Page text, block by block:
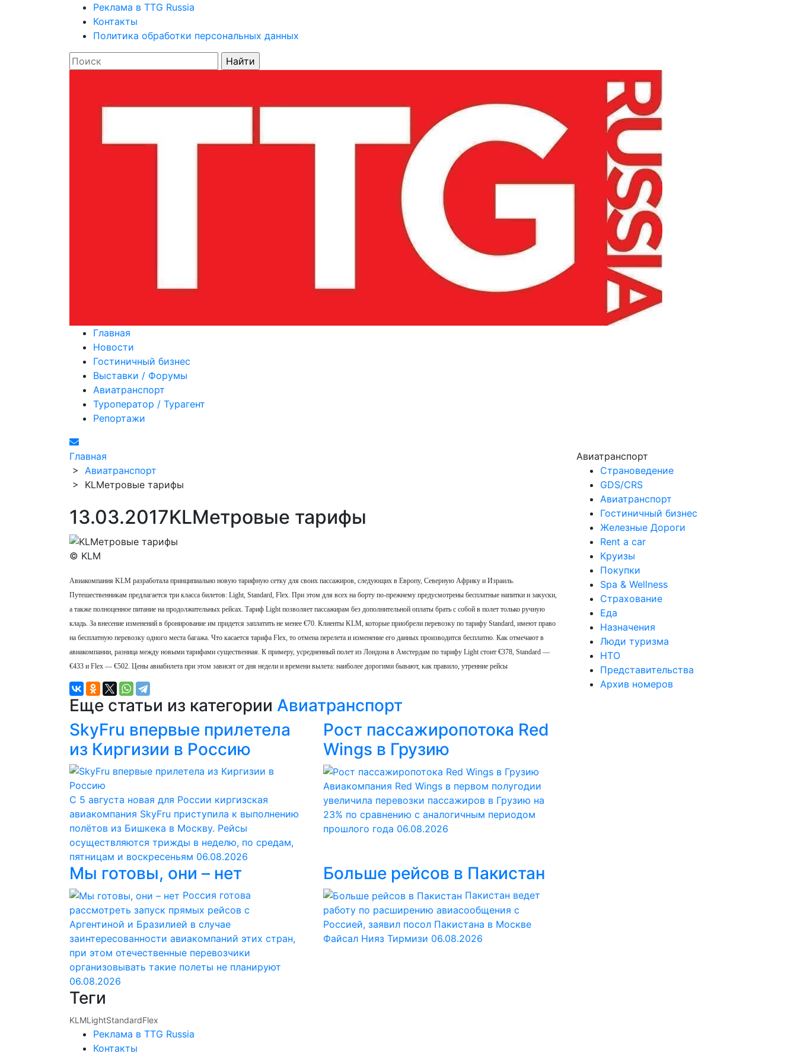
Реклама в TTG Russia
Контакты
Политика обработки персональных данных
Главная
Новости
Гостиничный бизнес
Выставки / Форумы
Авиатранспорт
Туроператор / Турагент
Репортажи
Главная
> Авиатранспорт
> KLMетровые тарифы
13.03.2017KLMетровые тарифы
© KLM
Авиакомпания KLM разработала принципиально новую тарифную сетку для своих пассажиров, следующих в Европу, Северную Африку и Израиль.
Путешественникам предлагается три класса билетов: Light, Standard, Flex. При этом для всех на борту по-прежнему предусмотрены бесплатные напитки и закуски,
а также полноценное питание на продолжительных рейсах. Тариф Light позволяет пассажирам без дополнительной оплаты брать с собой в полет только ручную
кладь. За внесение изменений в бронирование им придется заплатить не менее €70. Клиенты KLM, которые приобрели перевозку по тарифу Standard, имеют право
на бесплатную перевозку одного места багажа. Что касается тарифа Flex, то отмена перелета и изменение его данных производится бесплатно. Как отмечают в
авиакомпании, разница между новыми тарифами существенная. К примеру, усредненный полет из Лондона в Амстердам по тарифу Light стоит €378, Standard —
€433 и Flex — €502. Цены авиабилета при этом зависят от дня недели и времени вылета: наиболее дорогими бывают, как правило, утренние рейсы
Еще статьи из категории Авиатранспорт
SkyFru впервые прилетела
из Киргизии в Россию
С 5 августа новая для России киргизская
авиакомпания SkyFru приступила к выполнению
полётов из Бишкека в Москву. Рейсы
осуществляются трижды в неделю, по средам,
пятницам и воскресеньям 06.08.2026
Рост пассажиропотока Red
Wings в Грузию
Авиакомпания Red Wings в первом полугодии
увеличила перевозки пассажиров в Грузию на
23% по сравнению с аналогичным периодом
прошлого года 06.08.2026
Мы готовы, они – нет
Россия готова
рассмотреть запуск прямых рейсов с
Аргентиной и Бразилией в случае
заинтересованности авиакомпаний этих стран,
при этом отечественные перевозчики
организовывать такие полеты не планируют
06.08.2026
Больше рейсов в Пакистан
Пакистан ведет
работу по расширению авиасообщения с
Россией, заявил посол Пакистана в Москве
Файсал Нияз Тирмизи 06.08.2026
Теги
KLMLightStandardFlex
Авиатранспорт
Страноведение
GDS/CRS
Авиатранспорт
Гостиничный бизнес
Железные Дороги
Rent a car
Круизы
Покупки
Spa & Wellness
Страхование
Еда
Назначения
Люди туризма
НТО
Представительства
Архив номеров
Реклама в TTG Russia
Контакты